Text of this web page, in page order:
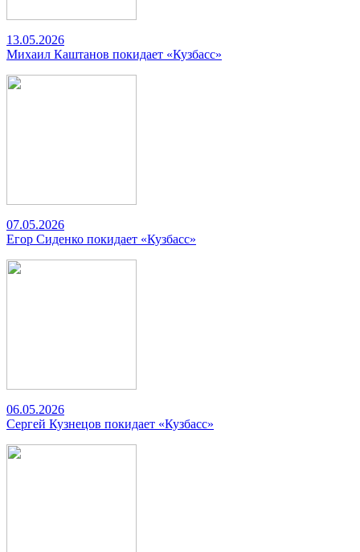
13.05.2026
Михаил Каштанов покидает «Кузбасс»
07.05.2026
Егор Сиденко покидает «Кузбасс»
06.05.2026
Сергей Кузнецов покидает «Кузбасс»